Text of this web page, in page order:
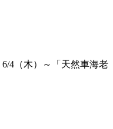
6/4（木）～「天然車海老